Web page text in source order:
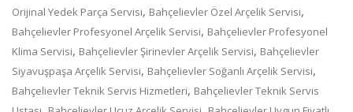
Orijinal Yedek Parça Servisi, Bahçelievler Özel Arçelik Servisi,
Bahçelievler Profesyonel Arçelik Servisi, Bahçelievler Profesyonel
Klima Servisi, Bahçelievler Şirinevler Arçelik Servisi, Bahçelievler
Siyavuşpaşa Arçelik Servisi, Bahçelievler Soğanlı Arçelik Servisi,
Bahçelievler Teknik Servis Hizmetleri, Bahçelievler Teknik Servis